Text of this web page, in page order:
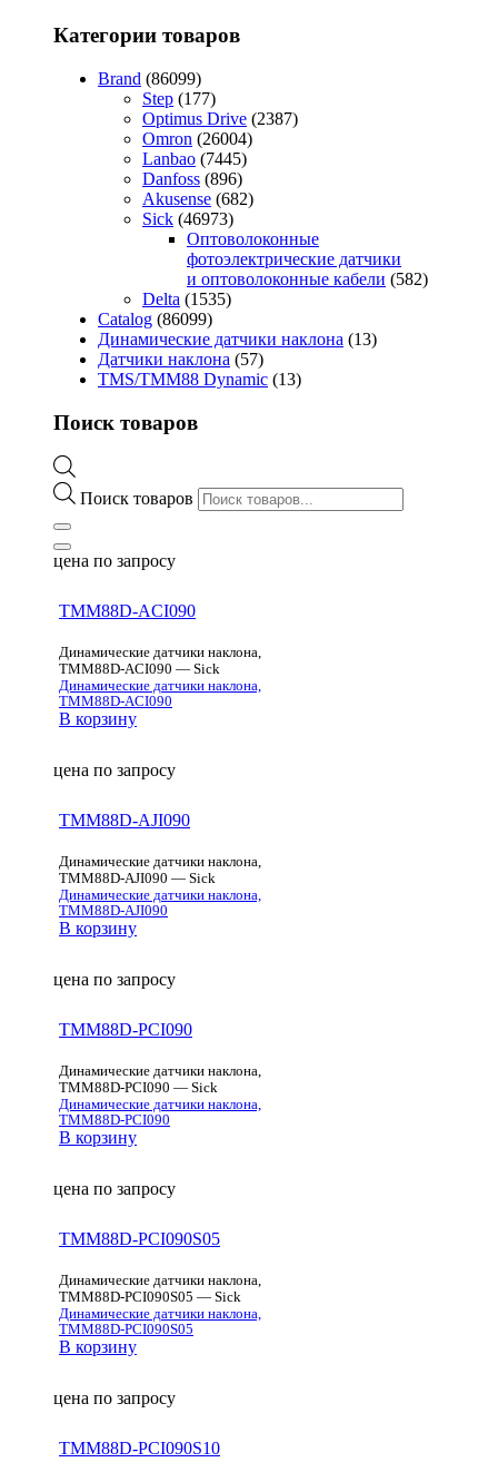
Категории товаров
Brand (86099)
Step (177)
Optimus Drive (2387)
Omron (26004)
Lanbao (7445)
Danfoss (896)
Akusense (682)
Sick (46973)
Оптоволоконные
фотоэлектрические датчики
и оптоволоконные кабели (582)
Delta (1535)
Catalog (86099)
Динамические датчики наклона (13)
Датчики наклона (57)
TMS/TMM88 Dynamic (13)
Поиск товаров
Поиск товаров
цена по запросу
TMM88D-ACI090
Динамические датчики наклона,
TMM88D-ACI090 — Sick
Динамические датчики наклона,
TMM88D-ACI090
В корзину
цена по запросу
TMM88D-AJI090
Динамические датчики наклона,
TMM88D-AJI090 — Sick
Динамические датчики наклона,
TMM88D-AJI090
В корзину
цена по запросу
TMM88D-PCI090
Динамические датчики наклона,
TMM88D-PCI090 — Sick
Динамические датчики наклона,
TMM88D-PCI090
В корзину
цена по запросу
TMM88D-PCI090S05
Динамические датчики наклона,
TMM88D-PCI090S05 — Sick
Динамические датчики наклона,
TMM88D-PCI090S05
В корзину
цена по запросу
TMM88D-PCI090S10